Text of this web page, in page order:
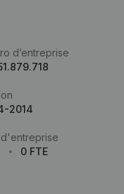
d’entreprise
2014
0 FTE